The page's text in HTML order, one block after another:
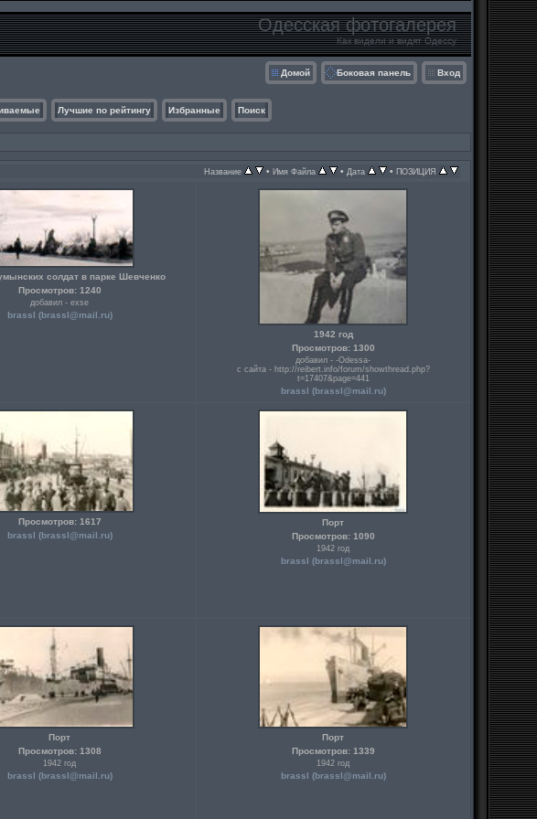
Одесская фотогалерея
Как видели и видят Одессу
Домой Боковая панель Вход
Лучшие по рейтингу Избранные Поиск
Название • Имя Файла • Дата • ПОЗИЦИЯ
солдат в парке Шевченко
Просмотров: 1240
добавил - exse
brassl (brassl@mail.ru)
1942 год
Просмотров: 1300
добавил - -Odessa-
с сайта - http://reibert.info/forum/showthread.php?
t=17407&page=441
brassl (brassl@mail.ru)
Просмотров: 1617
brassl (brassl@mail.ru)
Порт
Просмотров: 1090
1942 год
brassl (brassl@mail.ru)
Порт
Просмотров: 1308
1942 год
brassl (brassl@mail.ru)
Порт
Просмотров: 1339
1942 год
brassl (brassl@mail.ru)